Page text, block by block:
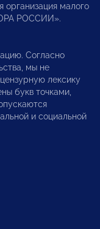
малого
РОССИИ».
Согласно
мы не
лексику
букв точками,
и социальной